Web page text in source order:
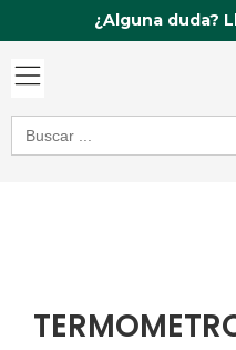
al
¿Alguna duda?
Buscar: